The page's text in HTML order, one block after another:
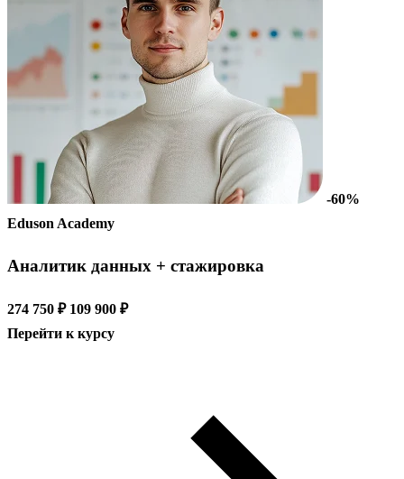
-60%
Eduson Academy
Аналитик данных + стажировка
274 750 ₽ 109 900 ₽
Перейти к курсу